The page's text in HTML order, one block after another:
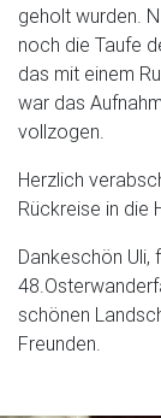
geholt wurden.
noch die Taufe
das mit einem
war das
vollzogen.
Herzlich
Rückreise in die
Dankeschön Uli,
schönen
Freunden.